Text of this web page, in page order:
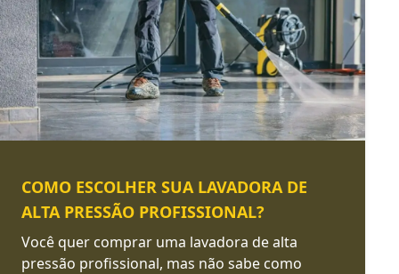
COMO ESCOLHER SUA LAVADORA DE
ALTA PRESSÃO PROFISSIONAL?
Você quer comprar uma lavadora de alta
pressão profissional, mas não sabe como